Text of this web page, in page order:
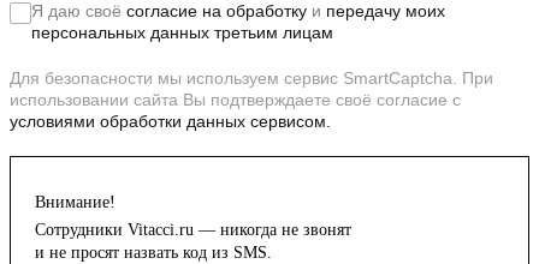
Я даю своё согласие на обработку и передачу моих
персональных данных третьим лицам
Для безопасности мы используем сервис SmartCaptcha. При
использовании сайта Вы подтверждаете своё согласие с
условиями обработки данных сервисом.
Внимание!
Сотрудники Vitacci.ru — никогда не звонят
и не просят назвать код из SMS.